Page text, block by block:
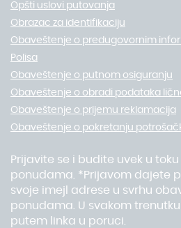
Opšti uslovi putovanja
Obrazac za identifikaciju
Obaveštenje o predugovornim
Polisa
Obaveštenje o putnom osiguranju
Obaveštenje o obradi podataka
Obaveštenje o prijemu reklamacija
Obaveštenje o pokretanju
Prijavite se i budite uvek u
ponudama. *Prijavom dajete
svoje imejl adrese u svrhu
ponudama. U svakom
putem linka u poruci.